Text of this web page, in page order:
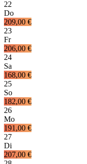
22
Do
209,00 €
23
Fr
206,00 €
24
Sa
168,00 €
25
So
182,00 €
26
Mo
191,00 €
27
Di
207,00 €